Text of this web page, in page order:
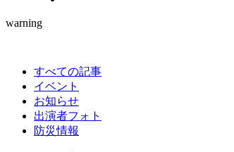
warning
すべての記事
イベント
お知らせ
出演者フォト
防災情報